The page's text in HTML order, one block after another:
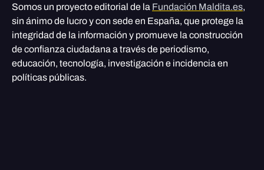
Somos un proyecto editorial de la Fundación Maldita.es,
sin ánimo de lucro y con sede en España, que protege la
integridad de la información y promueve la construcción
de confianza ciudadana a través de periodismo,
educación, tecnología, investigación e incidencia en
políticas públicas.